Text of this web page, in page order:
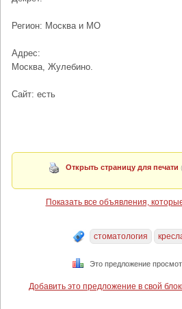
Регион: Москва и МО
Адрес:
Москва, Жулебино.
Сайт: есть
Открыть страницу для печати
Показать все объявления,
стоматология
Это предложение
Добавить это предложение в свой